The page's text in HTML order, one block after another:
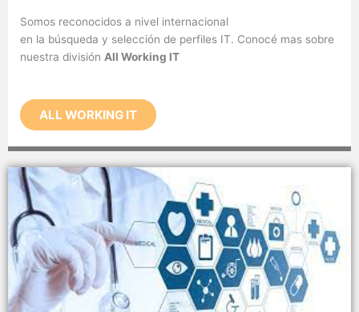
Somos reconocidos a nivel internacional
en la búsqueda y selección de perfiles IT. Conocé mas sobre
nuestra división All Working IT
ALL WORKING IT